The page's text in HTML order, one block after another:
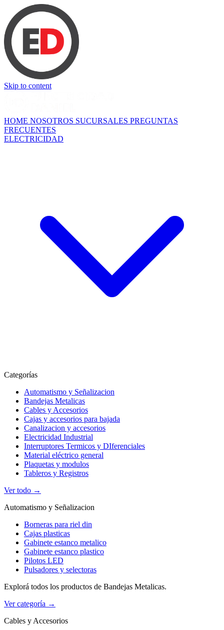
Skip to content
HOME NOSOTROS SUCURSALES PREGUNTAS
FRECUENTES
ELECTRICIDAD
Categorías
Automatismo y Señalizacion
Bandejas Metalicas
Cables y Accesorios
Cajas y accesorios para bajada
Canalizacion y accesorios
Electricidad Industrial
Interruptores Termicos y DIferenciales
Material eléctrico general
Plaquetas y modulos
Tableros y Registros
Ver todo →
Automatismo y Señalizacion
Borneras para riel din
Cajas plasticas
Gabinete estanco metalico
Gabinete estanco plastico
Pilotos LED
Pulsadores y selectoras
Explorá todos los productos de Bandejas Metalicas.
Ver categoría →
Cables y Accesorios